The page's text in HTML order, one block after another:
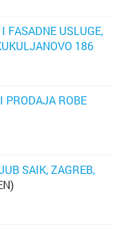
FASADNE USLUGE,
186
PRODAJA ROBE
SAIK, ZAGREB,